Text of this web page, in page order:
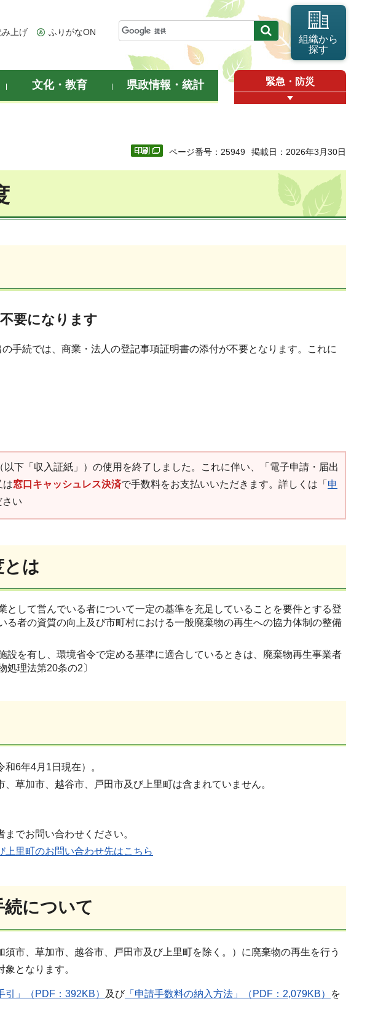
上げ ふりがなON
組織から
探す
文化・教育 県政情報・統計 緊急・防災
ページ番号：25949 掲載日：2026年3月30日
要になります
手続では、商業・法人の登記事項証明書の添付が不要となります。これに
下「収入証紙」）の使用を終了しました。これに伴い、「電子申請・届出
は窓口キャッシュレス決済で手数料をお支払いいただきます。詳しくは「 申
さい
とは
として営んでいる者について一定の基準を充足していることを要件とする登
る者の資質の向上及び市町村における一般廃棄物の再生への協力体制の整備
設を有し、環境省令で定める基準に適合しているときは、廃棄物再生事業者
処理法第20条の2〕
6年4月1日現在）。
草加市、越谷市、戸田市及び上里町は含まれていません。
でお問い合わせください。
上里町のお問い合わせ先はこちら
について
市、草加市、越谷市、戸田市及び上里町を除く。）に廃棄物の再生を行う
となります。
引」（PDF：392KB） 及び「申請手数料の納入方法」（PDF：2,079KB）
を